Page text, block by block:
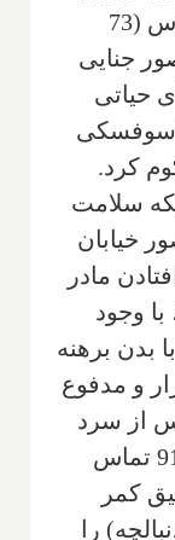
دوشنبه 25 می 2026، ایوا ساموناس (73
جنایی
حیاتی
از 2017) محکوم کرد.
سلامت
خیابان
مادر
کف چوبی در 4 ژانویه 2024، با وجود
بدن برهنه
و مدفوع
در 6 ژانویه پس از سرد
شدن بازو و ورم زانوی مادر با 911 تماس
کمر
را